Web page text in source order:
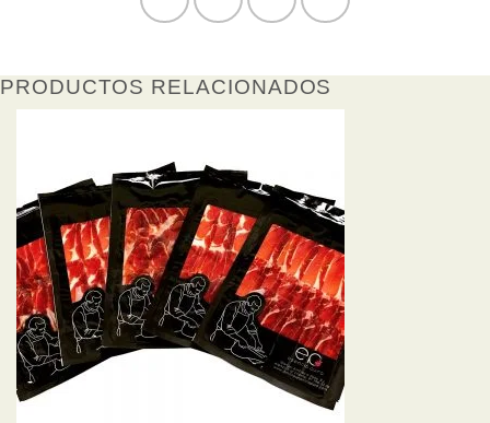
cantidad
PRODUCTOS RELACIONADOS